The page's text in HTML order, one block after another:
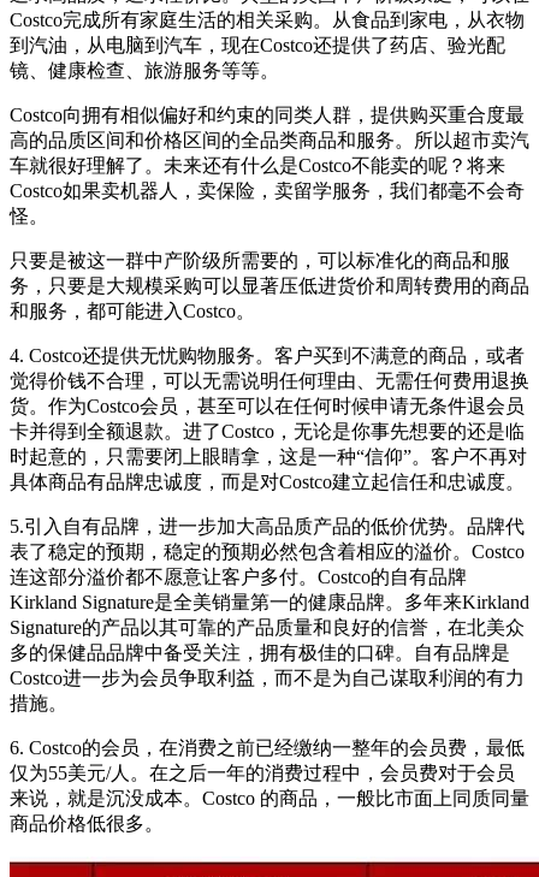
Costco完成所有家庭生活的相关采购。从食品到家电，从衣物
到汽油，从电脑到汽车，现在Costco还提供了药店、验光配
镜、健康检查、旅游服务等等。
Costco向拥有相似偏好和约束的同类人群，提供购买重合度最
高的品质区间和价格区间的全品类商品和服务。所以超市卖汽
车就很好理解了。未来还有什么是Costco不能卖的呢？将来
Costco如果卖机器人，卖保险，卖留学服务，我们都毫不会奇
怪。
只要是被这一群中产阶级所需要的，可以标准化的商品和服
务，只要是大规模采购可以显著压低进货价和周转费用的商品
和服务，都可能进入Costco。
4. Costco还提供无忧购物服务。客户买到不满意的商品，或者
觉得价钱不合理，可以无需说明任何理由、无需任何费用退换
货。作为Costco会员，甚至可以在任何时候申请无条件退会员
卡并得到全额退款。进了Costco，无论是你事先想要的还是临
时起意的，只需要闭上眼睛拿，这是一种“信仰”。客户不再对
具体商品有品牌忠诚度，而是对Costco建立起信任和忠诚度。
5.引入自有品牌，进一步加大高品质产品的低价优势。品牌代
表了稳定的预期，稳定的预期必然包含着相应的溢价。Costco
连这部分溢价都不愿意让客户多付。Costco的自有品牌
Kirkland Signature是全美销量第一的健康品牌。多年来Kirkland
Signature的产品以其可靠的产品质量和良好的信誉，在北美众
多的保健品品牌中备受关注，拥有极佳的口碑。自有品牌是
Costco进一步为会员争取利益，而不是为自己谋取利润的有力
措施。
6. Costco的会员，在消费之前已经缴纳一整年的会员费，最低
仅为55美元/人。在之后一年的消费过程中，会员费对于会员
来说，就是沉没成本。Costco 的商品，一般比市面上同质同量
商品价格低很多。